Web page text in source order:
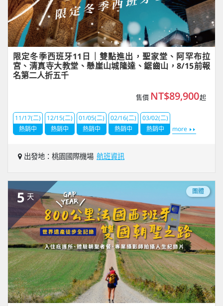
限定冬季西班牙11日｜雙點進出，聖家堂、阿罕布拉
宮、清真寺大教堂、懸崖山城隆達、鋸齒山，8/15前報
名第二人折五千
售價 NT$89,900起
11/17(二)
熱銷中
12/15(二)
熱銷中
01/05(二)
熱銷中
02/16(二)
熱銷中
03/02(二)
熱銷中
more
出發地：桃園國際機場 航班資訊
5 天
團體